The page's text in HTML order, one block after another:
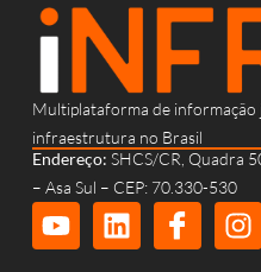
Multiplataforma de informação
infraestrutura no Brasil
Endereço: SHCS/CR, Quadra
– Asa Sul – CEP: 70.330-530